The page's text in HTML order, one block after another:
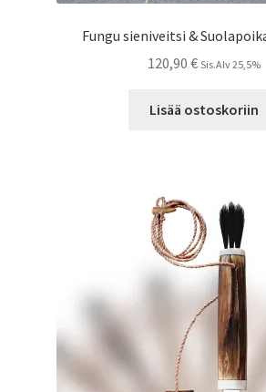
Fungu sieniveitsi &
120,90 € Sis.Alv 25,5%
Lisää ostoskoriin